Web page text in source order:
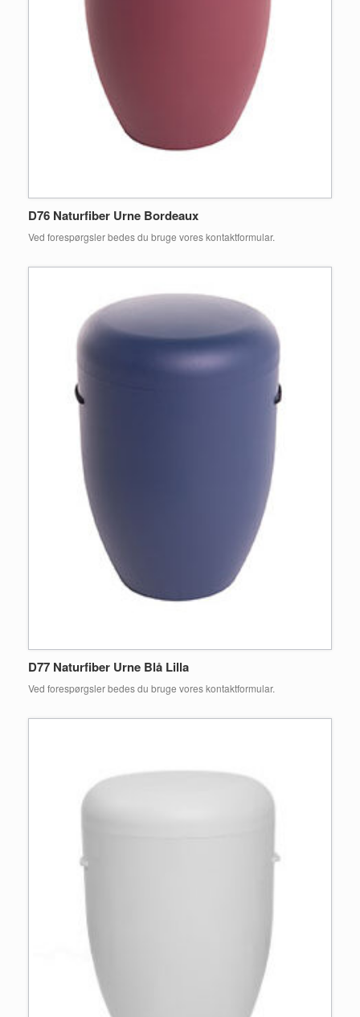
D76 Naturfiber Urne Bordeaux
Ved forespørgsler bedes du bruge vores kontaktformular.
D77 Naturfiber Urne Blå Lilla
Ved forespørgsler bedes du bruge vores kontaktformular.